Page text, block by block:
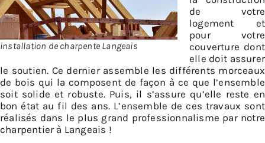
installation de charpente Langeais
de votre
logement et
pour votre
couverture dont
elle doit assurer
le soutien. Ce dernier assemble les différents morceaux
de bois qui la composent de façon à ce que l’ensemble
soit solide et robuste. Puis, il s’assure qu’elle reste en
bon état au fil des ans. L’ensemble de ces travaux sont
réalisés dans le plus grand professionnalisme par notre
charpentier à Langeais !